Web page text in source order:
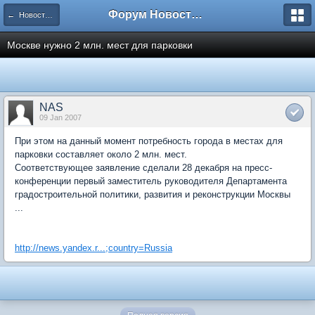
← Новости рынка недвижимости Форум Новостройки
Москве нужно 2 млн. мест для парковки
NAS
09 Jan 2007
При этом на данный момент потребность города в местах для
парковки составляет около 2 млн. мест.
Соответствующее заявление сделали 28 декабря на пресс-
конференции первый заместитель руководителя Департамента
градостроительной политики, развития и реконструкции Москвы
...
http://news.yandex.r...;country=Russia